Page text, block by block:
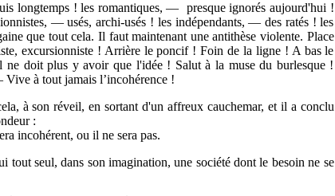
longtemps ! les romantiques, — presque ignorés aujourd'hui !
— usés, archi-usés ! les indépendants, — des ratés ! les
que tout cela. Il faut maintenant une antithèse violente. Place
excursionniste ! Arrière le poncif ! Foin de la ligne ! A bas le
doit plus y avoir que l'idée ! Salut à la muse du burlesque !
à tout jamais l’incohérence !
à son réveil, en sortant d'un affreux cauchemar, et il a conclu
:
incohérent, ou il ne sera pas.
tout seul, dans son imagination, une société dont le besoin ne se